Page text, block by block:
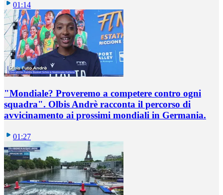
01:14
"Mondiale? Proveremo a competere contro ogni
squadra". Olbis Andrè racconta il percorso di
avvicinamento ai prossimi mondiali in Germania.
01:27